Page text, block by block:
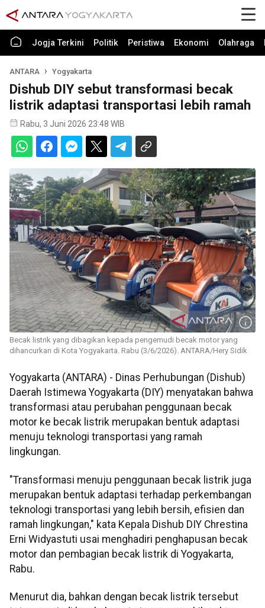
Jogja Terkini Politik Peristiwa Ekonomi Olahraga
ANTARA Yogyakarta
Dishub DIY sebut transformasi becak
listrik adaptasi transportasi lebih ramah
Rabu, 3 Juni 2026 23:48 WIB
Becak listrik yang dibagikan kepada pengemudi becak motor yang
dihancurkan di Kota Yogyakarta. Rabu (3/6/2026). ANTARA/Hery Sidik
Yogyakarta (ANTARA) - Dinas Perhubungan (Dishub)
Daerah Istimewa Yogyakarta (DIY) menyatakan bahwa
transformasi atau perubahan penggunaan becak
motor ke becak listrik merupakan bentuk adaptasi
menuju teknologi transportasi yang ramah
lingkungan.
"Transformasi menuju penggunaan becak listrik juga
merupakan bentuk adaptasi terhadap perkembangan
teknologi transportasi yang lebih bersih, efisien dan
ramah lingkungan," kata Kepala Dishub DIY Chrestina
Erni Widyastuti usai menghadiri penghapusan becak
motor dan pembagian becak listrik di Yogyakarta,
Rabu.
Menurut dia, bahkan dengan becak listrik tersebut